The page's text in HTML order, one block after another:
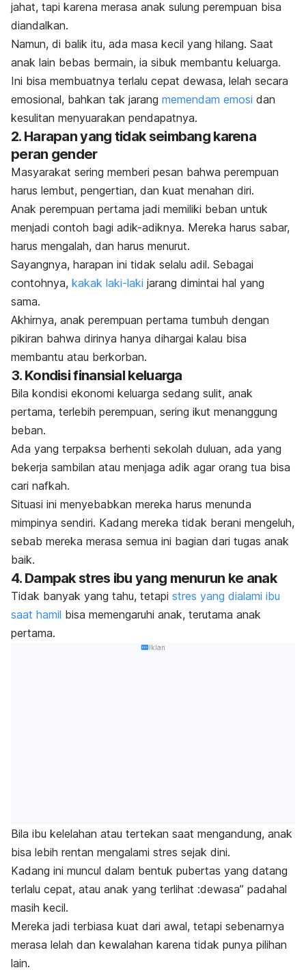
jahat, tapi karena merasa anak sulung perempuan bisa
diandalkan.
Namun, di balik itu, ada masa kecil yang hilang. Saat
anak lain bebas bermain, ia sibuk membantu keluarga.
Ini bisa membuatnya terlalu cepat dewasa, lelah secara
emosional, bahkan tak jarang memendam emosi dan
kesulitan menyuarakan pendapatnya.
2. Harapan yang tidak seimbang karena
peran gender
Masyarakat sering memberi pesan bahwa perempuan
harus lembut, pengertian, dan kuat menahan diri.
Anak perempuan pertama jadi memiliki beban untuk
menjadi contoh bagi adik-adiknya. Mereka harus sabar,
harus mengalah, dan harus menurut.
Sayangnya, harapan ini tidak selalu adil. Sebagai
contohnya, kakak laki-laki jarang dimintai hal yang
sama.
Akhirnya, anak perempuan pertama tumbuh dengan
pikiran bahwa dirinya hanya dihargai kalau bisa
membantu atau berkorban.
3. Kondisi finansial keluarga
Bila kondisi ekonomi keluarga sedang sulit, anak
pertama, terlebih perempuan, sering ikut menanggung
beban.
Ada yang terpaksa berhenti sekolah duluan, ada yang
bekerja sambilan atau menjaga adik agar orang tua bisa
cari nafkah.
Situasi ini menyebabkan mereka harus menunda
mimpinya sendiri. Kadang mereka tidak berani mengeluh,
sebab mereka merasa semua ini bagian dari tugas anak
baik.
4. Dampak stres ibu yang menurun ke anak
Tidak banyak yang tahu, tetapi stres yang dialami ibu
saat hamil bisa memengaruhi anak, terutama anak
pertama.
Iklan
Bila ibu kelelahan atau tertekan saat mengandung, anak
bisa lebih rentan mengalami stres sejak dini.
Kadang ini muncul dalam bentuk pubertas yang datang
terlalu cepat, atau anak yang terlihat :dewasa” padahal
masih kecil.
Mereka jadi terbiasa kuat dari awal, tetapi sebenarnya
merasa lelah dan kewalahan karena tidak punya pilihan
lain.